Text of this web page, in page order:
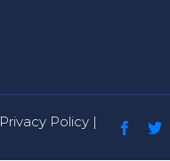
Privacy Policy |